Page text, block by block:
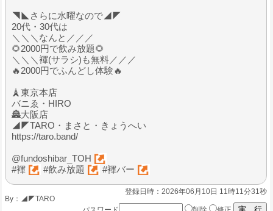
◥◣さらに水曜なので◢◤
20代・30代は
＼＼＼なんと／／／
🌻2000円で飲み放題🌻
＼＼＼褌(サラシ)も無料／／／
🔥2000円でふんどし体験🔥
🗼東京本店
バニゑ・HIRO
🏯大阪店
◢◤TARO・まさと・きょうへい
https://taro.band/
@fundoshibar_TOH
#褌
#飲み放題 #褌バー
登録日時：2026年06月10日 11時11分31秒
By： ◢◤TARO